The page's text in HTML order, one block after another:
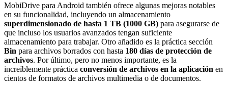
MobiDrive para Android también ofrece algunas mejoras notables
en su funcionalidad, incluyendo un almacenamiento
superdimensionado de hasta 1 TB (1000 GB) para asegurarse de
que incluso los usuarios avanzados tengan suficiente
almacenamiento para trabajar. Otro añadido es la práctica sección
Bin para archivos borrados con hasta 180 días de protección de
archivos. Por último, pero no menos importante, es la
increíblemente práctica conversión de archivos en la aplicación en
cientos de formatos de archivos multimedia o de documentos.